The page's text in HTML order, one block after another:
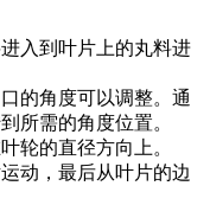
入到叶片上的丸料进
的角度可以调整。通
所需的角度位置。
轮的直径方向上。
动，最后从叶片的边